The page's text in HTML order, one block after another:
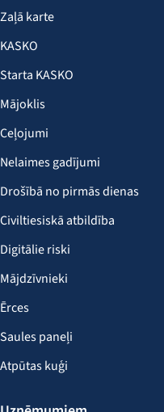
Zaļā karte
KASKO
Starta KASKO
Mājoklis
Ceļojumi
Nelaimes gadījumi
Drošībā no pirmās dienas
Civiltiesiskā atbildība
Digitālie riski
Mājdzīvnieki
Ērces
Saules paneļi
Atpūtas kuģi